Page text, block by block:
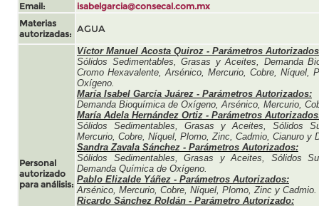
Email:
isabelgarcia@consecal.com.mx
Materias
autorizadas: AGUA
Personal
autorizado
para análisis:
Víctor Manuel Acosta Quiroz - Parámetros
Sólidos Sedimentables, Grasas y Aceites, Demanda
Cromo Hexavalente, Arsénico, Mercurio, Cobre, Níquel,
Oxígeno.
María Isabel García Juárez - Parámetros Autorizados:
Demanda Bioquímica de Oxígeno, Arsénico, Mercurio,
María Adela Hernández Ortiz - Parámetros
Sólidos Sedimentables, Grasas y Aceites, Sólidos
Mercurio, Cobre, Níquel, Plomo, Zinc, Cadmio, Cianuro y
Sandra Zavala Sánchez - Parámetros Autorizados:
Sólidos Sedimentables, Grasas y Aceites, Sólidos
Demanda Química de Oxígeno.
Pablo Elizalde Yáñez - Parámetros Autorizados:
Arsénico, Mercurio, Cobre, Níquel, Plomo, Zinc y Cadmio.
Ricardo Sánchez Roldán - Parámetro Autorizado: